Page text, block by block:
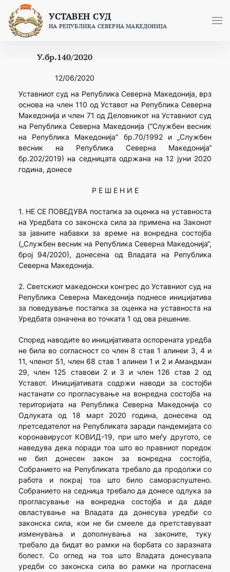
content
УСТАВЕН СУД
НА РЕПУБЛИКА СЕВЕРНА МАКЕДОНИЈА
У.бр.140/2020
12/06/2020
Уставниот суд на Република Северна Македонија, врз
основа на член 110 од Уставот на Република Северна
Македонија и член 71 од Деловникот на Уставниот суд
на Република Северна Македонија (“Службен весник
на Република Македонија” бр.70/1992 и „Службен
весник на Република Северна Македонија“
бр.202/2019) на седницата одржана на 12 јуни 2020
година, донесе
Р Е Ш Е Н И Е
1. НЕ СЕ ПОВЕДУВА постапка за оценка на уставноста
на Уредбатa со законска сила за примена на Законот
за јавните набавки за време на вонредна состојба
(„Службен весник на Република Северна Македонија“,
број 94/2020), донесена од Владата на Република
Северна Македонија.
2. Светскиот македонски конгрес до Уставниот суд на
Република Северна Македонија поднесе иницијатива
за поведување постапка за оценка на уставноста на
Уредбата означена во точката 1 од ова решение.
Според наводите во иницијативата оспорената уредба
не била во согласност со член 8 став 1 алинеи 3, 4 и
11, членот 51, член 68 став 1 алинеи 1 и 2 и Амандман
29, член 125 ставови 2 и 3 и член 126 став 2 од
Уставот. Иницијативата содржи наводи за состојби
настанати со прогласување на вонредна состојба на
територијата на Република Северна Македонија со
Одлуката од 18 март 2020 година, донесена од
претседателот на Републиката заради пандемијата со
коронавирусот КОВИД-19, при што меѓу другото, се
наведува дека поради тоа што во правниот поредок
не бил донесен закон за вонредна состојба,
Собранието на Републиката требало да продолжи со
работа и покрај тоа што било самораспуштено.
Собранието на седница требало да донесе одлука за
прогласување на вонредна состојба и да даде
овластување на Владата да донесува уредби со
законска сила, кои не би смееле да претставуваат
изменувања и дополнувања на законите, туку
требало да бидат во рамки на борбата со заразната
болест. Со оглед на тоа што Владата донесувала
уредби со законска сила во рамки на прогласена